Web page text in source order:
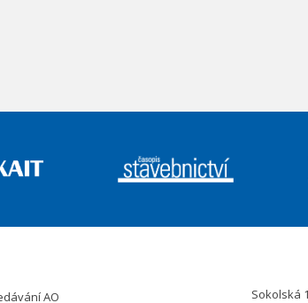
AO Sokolská